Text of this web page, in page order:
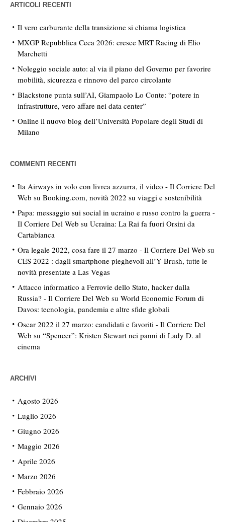
ARTICOLI RECENTI
Il vero carburante della transizione si chiama logistica
MXGP Repubblica Ceca 2026: cresce MRT Racing di Elio
Marchetti
Noleggio sociale auto: al via il piano del Governo per favorire
mobilità, sicurezza e rinnovo del parco circolante
Blackstone punta sull’AI, Giampaolo Lo Conte: “potere in
infrastrutture, vero affare nei data center”
Online il nuovo blog dell’Università Popolare degli Studi di
Milano
COMMENTI RECENTI
Ita Airways in volo con livrea azzurra, il video - Il Corriere Del
Web su Booking.com, novità 2022 su viaggi e sostenibilità
Papa: messaggio sui social in ucraino e russo contro la guerra -
Il Corriere Del Web su Ucraina: La Rai fa fuori Orsini da
Cartabianca
Ora legale 2022, cosa fare il 27 marzo - Il Corriere Del Web su
CES 2022 : dagli smartphone pieghevoli all’Y-Brush, tutte le
novità presentate a Las Vegas
Attacco informatico a Ferrovie dello Stato, hacker dalla
Russia? - Il Corriere Del Web su World Economic Forum di
Davos: tecnologia, pandemia e altre sfide globali
Oscar 2022 il 27 marzo: candidati e favoriti - Il Corriere Del
Web su “Spencer”: Kristen Stewart nei panni di Lady D. al
cinema
ARCHIVI
Agosto 2026
Luglio 2026
Giugno 2026
Maggio 2026
Aprile 2026
Marzo 2026
Febbraio 2026
Gennaio 2026